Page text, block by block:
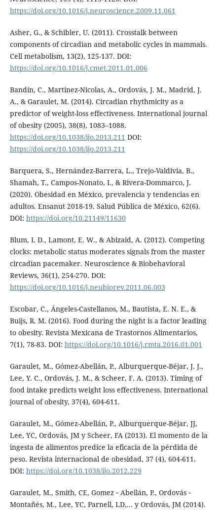
https://doi.org/10.1016/j.neuroscience.2009.11.061
Asher, G., & Schibler, U. (2011). Crosstalk between
components of circadian and metabolic cycles in mammals.
Cell metabolism, 13(2), 125-137. DOI:
https://doi.org/10.1016/j.cmet.2011.01.006
Bandín, C., Martinez-Nicolas, A., Ordovás, J. M., Madrid, J.
A., & Garaulet, M. (2014). Circadian rhythmicity as a
predictor of weight-loss effectiveness. International journal
of obesity (2005), 38(8), 1083–1088.
https://doi.org/10.1038/ijo.2013.211 DOI:
https://doi.org/10.1038/ijo.2013.211
Barquera, S., Hernández-Barrera, L., Trejo-Valdivia, B.,
Shamah, T., Campos-Nonato, I., & Rivera-Dommarco, J.
(2020). Obesidad en México, prevalencia y tendencias en
adultos. Ensanut 2018-19. Salud Pública de México, 62(6).
DOI: https://doi.org/10.21149/11630
Blum, I. D., Lamont, E. W., & Abizaid, A. (2012). Competing
clocks: metabolic status moderates signals from the master
circadian pacemaker. Neuroscience & Biobehavioral
Reviews, 36(1), 254-270. DOI:
https://doi.org/10.1016/j.neubiorev.2011.06.003
Escobar, C., Ángeles-Castellanos, M., Bautista, E. N. E., &
Buijs, R. M. (2016). Food during the night is a factor leading
to obesity. Revista Mexicana de Trastornos Alimentarios,
7(1), 78-83. DOI: https://doi.org/10.1016/j.rmta.2016.01.001
Garaulet, M., Gómez-Abellán, P., Alburquerque-Béjar, J. J.,
Lee, Y. C., Ordovás, J. M., & Scheer, F. A. (2013). Timing of
food intake predicts weight loss effectiveness. International
journal of obesity, 37(4), 604-611.
Garaulet, M., Gómez-Abellán, P., Alburquerque-Béjar, JJ,
Lee, YC, Ordovás, JM y Scheer, FA (2013). El momento de la
ingesta de alimentos predice la eficacia de la pérdida de
peso. Revista internacional de obesidad, 37 (4), 604-611.
DOI: https://doi.org/10.1038/ijo.2012.229
Garaulet, M., Smith, CE, Gomez ‐ Abellán, P., Ordovás ‐
Montañés, M., Lee, YC, Parnell, LD,... y Ordovás, JM (2014).